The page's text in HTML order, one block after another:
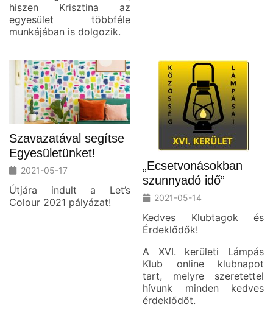
hiszen Krisztina az
egyesület többféle
munkájában is dolgozik.
Szavazatával segítse
Egyesületünket!
2021-05-17
Útjára indult a Let’s
Colour 2021 pályázat!
„Ecsetvonásokban
szunnyadó idő”
2021-05-14
Kedves Klubtagok és
Érdeklődők!
A XVI. kerületi Lámpás
Klub online klubnapot
tart, melyre szeretettel
hívunk minden kedves
érdeklődőt.